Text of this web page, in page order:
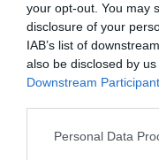
your opt-out. You may
disclosure of your
IAB’s list of
also be disclosed by
Downstream
Personal Data